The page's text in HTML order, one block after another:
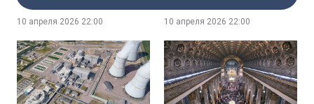
10 апреля 2026 22:00 10 апреля 2026 22:00